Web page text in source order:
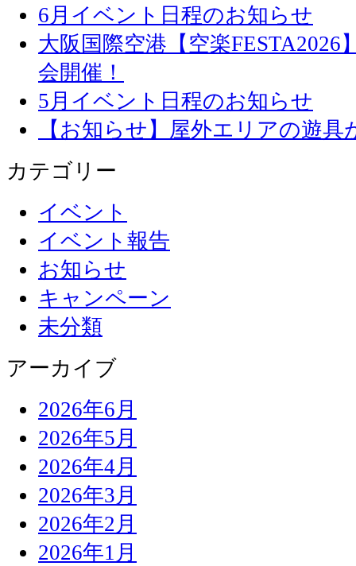
6月イベント日程のお知らせ
大阪国際空港【空楽
会開催！
5月イベント日程のお知らせ
【お知らせ】屋外エリアの遊
カテゴリー
イベント
イベント報告
お知らせ
キャンペーン
未分類
アーカイブ
2026年6月
2026年5月
2026年4月
2026年3月
2026年2月
2026年1月